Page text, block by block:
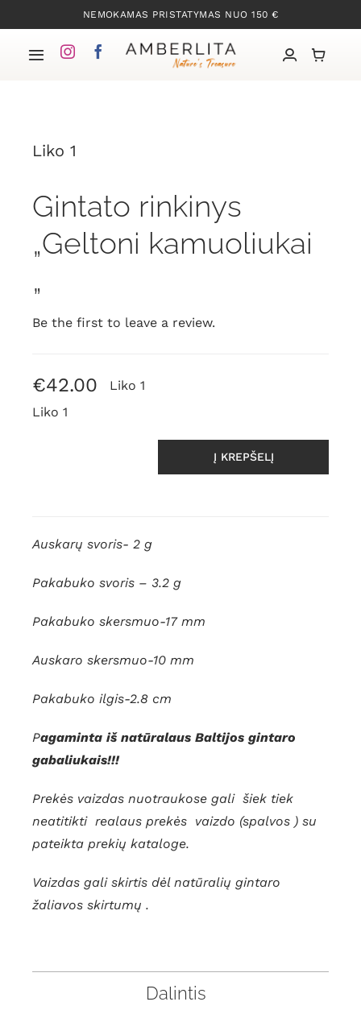
to
content
NEMOKAMAS PRISTATYMAS NUO 150 €
Toggle
Apie Gintarą
Mūsų istorija
Liko 1
Gintato rinkinys
„Geltoni kamuoliukai
„
Be the first to leave a review.
€42.00
Liko 1
Liko 1
"Geltoni
"
Į KREPŠELĮ
Auskarų svoris- 2 g
Pakabuko svoris – 3.2 g
Pakabuko skersmuo-17 mm
Auskaro skersmuo-10 mm
Pakabuko ilgis-2.8 cm
Pagaminta iš natūralaus Baltijos gintaro
gabaliukais!!!
Prekės vaizdas nuotraukose gali šiek tiek
neatitikti realaus prekės vaizdo (spalvos ) su
pateikta prekių kataloge.
Vaizdas gali skirtis dėl natūralių gintaro
žaliavos skirtumų .
Dalintis